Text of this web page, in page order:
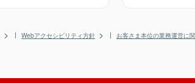
Webアクセシビリティ方針 お客さま本位の業務運営に